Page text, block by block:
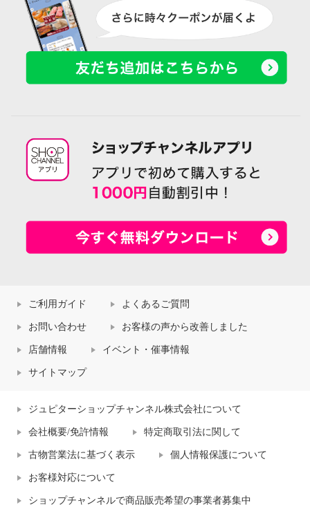
ご利用ガイド よくあるご質問
お問い合わせ お客様の声から改善しました
店舗情報 イベント・催事情報
サイトマップ
ジュピターショップチャンネル株式会社について
会社概要/免許情報 特定商取引法に関して
古物営業法に基づく表示 個人情報保護について
お客様対応について
ショップチャンネルで商品販売希望の事業者募集中